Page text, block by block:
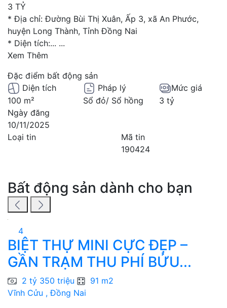
3 TỶ
* Địa chỉ: Đường Bùi Thị Xuân, Ấp 3, xã An Phước,
huyện Long Thành, Tỉnh Đồng Nai
* Diện tích:... ...
Xem Thêm
Đặc điểm bất động sản
Diện tích
100 m²
Pháp lý
Sổ đỏ/ Sổ hồng
Mức giá
3 tỷ
Ngày đăng
10/11/2025
Loại tin
Mã tin
190424
Bất động sản dành cho bạn
4
BIỆT THỰ MINI CỰC ĐẸP –
GẦN TRẠM THU PHÍ BỬU...
2 tỷ 350 triệu
91 m2
Vĩnh Cửu , Đồng Nai